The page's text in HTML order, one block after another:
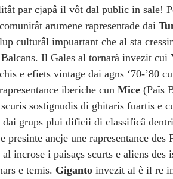
par cjapâ il vôt dal public in sale!
arumene rapresentade dai
culturâl impuartant che al sta
Il Gales al tornarà invezit cui
e efiets vintage dai agns ‘70-’80
iberiche cunMice(Paîs
sostignudis di ghitaris fuartis e
dai grups plui dificii di classificâ
presinte ancje une rapresentance
al incrose i paisaçs scurts e aliens des
e temis. Gigantoinvezit al è il re